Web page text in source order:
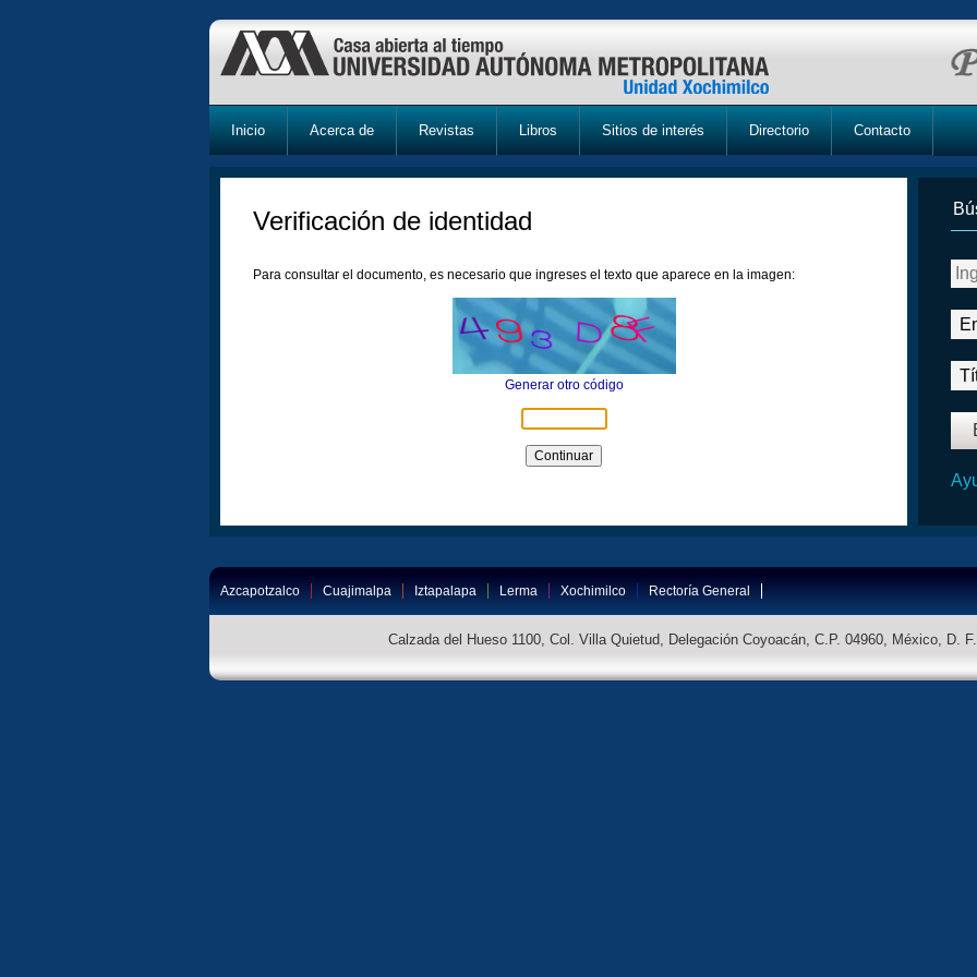
Inicio Acerca de Revistas Libros Sitios de interés Directorio Contacto
Verificación de identidad
Para consultar el documento, es necesario que ingreses el texto que aparece en la imagen:
Generar otro código
Azcapotzalco Cuajimalpa Iztapalapa Lerma Xochimilco Rectoría General
Calzada del Hueso 1100, Col. Villa Quietud, Delegación Coyoacán, C.P. 04960, México, D.